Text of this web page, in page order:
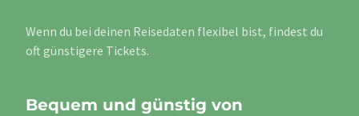
Wenn du bei deinen Reisedaten flexibel bist, findest du
oft günstigere Tickets.
Bequem und günstig von